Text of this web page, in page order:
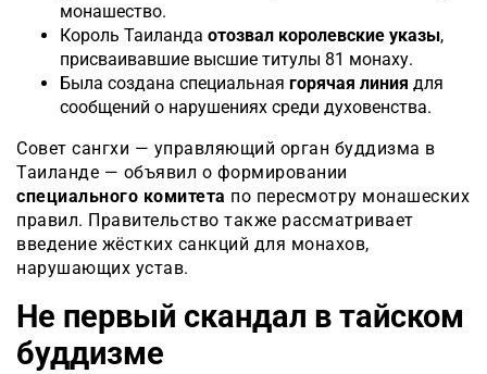
монашество.
Король Таиланда отозвал королевские указы,
присваивавшие высшие титулы 81 монаху.
Была создана специальная горячая линия для
сообщений о нарушениях среди духовенства.
Совет сангхи — управляющий орган буддизма в
Таиланде — объявил о формировании
специального комитета по пересмотру монашеских
правил. Правительство также рассматривает
введение жёстких санкций для монахов,
нарушающих устав.
Не первый скандал в тайском
буддизме